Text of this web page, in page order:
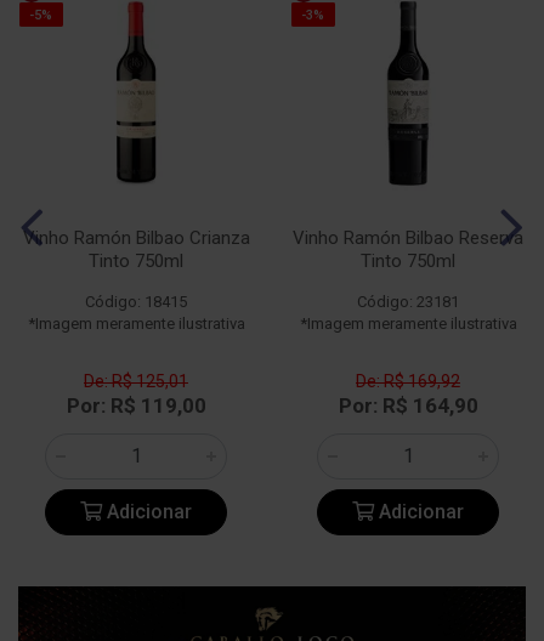
-5%
Vinho Ramón Bilbao Crianza
Tinto 750ml
Código: 18415
*Imagem meramente ilustrativa
De: R$ 125,01
Por: R$ 119,00
Adicionar
-3%
Vinho Ramón Bilbao Reserva
Tinto 750ml
Código: 23181
*Imagem meramente ilustrativa
De: R$ 169,92
Por: R$ 164,90
Adicionar